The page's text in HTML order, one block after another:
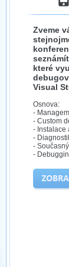
Zveme
které
Visual
Osnova:
-
- Custom
- Instalace
-
-
-